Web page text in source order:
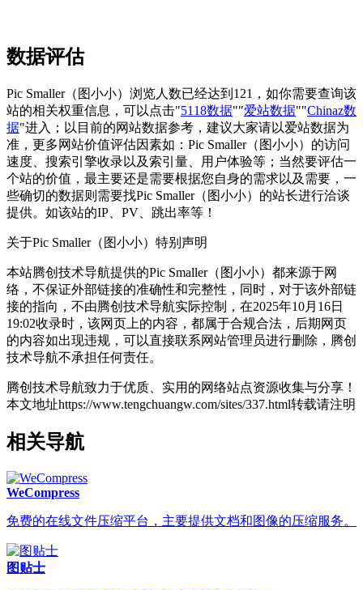
数据评估
Pic Smaller（图小小）浏览人数已经达到121，如你需要查询该
站的相关权重信息，可以点击"5118数据""爱站数据""Chinaz数
据"进入；以目前的网站数据参考，建议大家请以爱站数据为
准，更多网站价值评估因素如：Pic Smaller（图小小）的访问
速度、搜索引擎收录以及索引量、用户体验等；当然要评估一
个站的价值，最主要还是需要根据您自身的需求以及需要，一
些确切的数据则需要找Pic Smaller（图小小）的站长进行洽谈
提供。如该站的IP、PV、跳出率等！
关于Pic Smaller（图小小） 特别声明
本站腾创技术导航提供的Pic Smaller（图小小）都来源于网
络，不保证外部链接的准确性和完整性，同时，对于该外部链
接的指向，不由腾创技术导航实际控制，在2025年10月16日
19:02收录时，该网页上的内容，都属于合规合法，后期网页
的内容如出现违规，可以直接联系网站管理员进行删除，腾创
技术导航不承担任何责任。
腾创技术导航致力于优质、实用的网络站点资源收集与分享！
本文地址https://www.tengchuangw.com/sites/337.html转载请注明
相关导航
WeCompress
免费的在线文件压缩平台，主要提供文档和图像的压缩服务。
图贴士